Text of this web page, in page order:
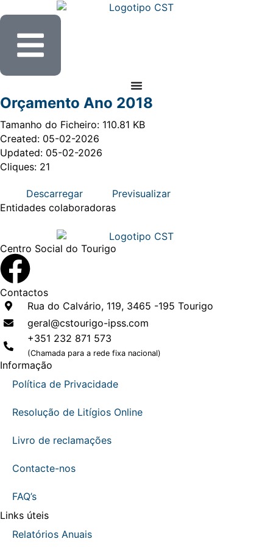
Orçamento Ano 2018
Tamanho do Ficheiro: 110.81 KB
Created: 05-02-2026
Updated: 05-02-2026
Cliques: 21
Descarregar
Previsualizar
Entidades colaboradoras
Centro Social do Tourigo
Contactos
Rua do Calvário, 119, 3465 -195 Tourigo
geral@cstourigo-ipss.com
+351 232 871 573
(Chamada para a rede fixa nacional)
Informação
Política de Privacidade
Resolução de Litígios Online
Livro de reclamações
Contacte-nos
FAQ’s
Links úteis
Relatórios Anuais